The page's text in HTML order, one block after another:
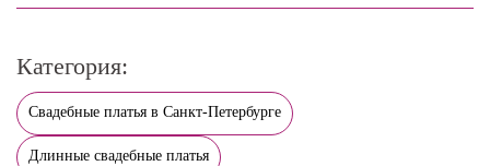
Категория:
Свадебные платья в Санкт-Петербурге
Длинные свадебные платья